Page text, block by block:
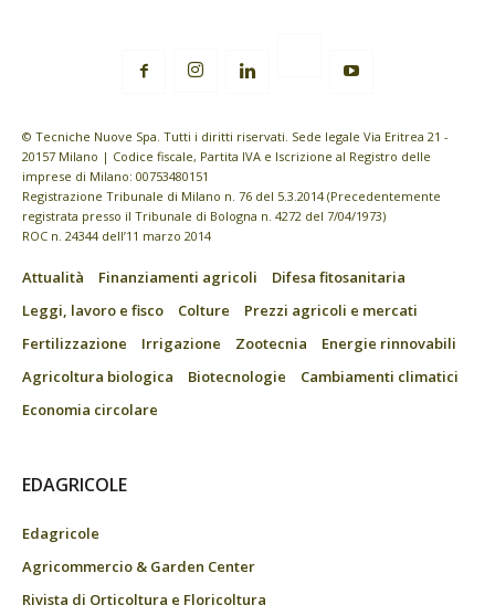
© Tecniche Nuove Spa. Tutti i diritti riservati. Sede legale Via Eritrea 21 -
20157 Milano | Codice fiscale, Partita IVA e Iscrizione al Registro delle
imprese di Milano: 00753480151
Registrazione Tribunale di Milano n. 76 del 5.3.2014 (Precedentemente
registrata presso il Tribunale di Bologna n. 4272 del 7/04/1973)
ROC n. 24344 dell’11 marzo 2014
Attualità Finanziamenti agricoli
Difesa fitosanitaria
Leggi, lavoro e fisco
Colture
Prezzi agricoli e mercati
Fertilizzazione
Irrigazione Zootecnia
Energie rinnovabili
Agricoltura biologica
Biotecnologie
Cambiamenti climatici
Economia circolare
EDAGRICOLE
Edagricole
Agricommercio & Garden Center
Rivista di Orticoltura e Floricoltura